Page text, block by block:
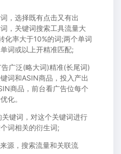
选择既有点击又有出
，关键词搜索工具流量大
化率大于10%的词;两个单词
词或以上开精准匹配;
广泛(略大词)精准(长尾词)
词和ASIN商品，投入产出
商品，前台看广告位每个
化。
键词，对这个关键词进行
词相关的衍生词;
，搜索流量和关联流